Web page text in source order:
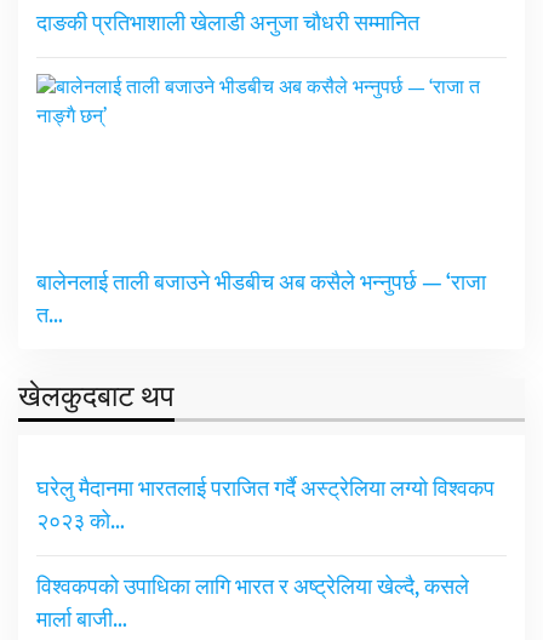
दाङकी प्रतिभाशाली खेलाडी अनुजा चौधरी सम्मानित
बालेनलाई ताली बजाउने भीडबीच अब कसैले भन्नुपर्छ — ‘राजा
त…
खेलकुदबाट थप
घरेलु मैदानमा भारतलाई पराजित गर्दै अस्ट्रेलिया लग्यो विश्वकप
२०२३ को…
विश्वकपको उपाधिका लागि भारत र अष्ट्रेलिया खेल्दै, कसले
मार्ला बाजी…